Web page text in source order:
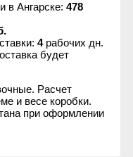
в Ангарске: 478
4рабочих дн.
будет
Расчет
и весе коробки.
при оформлении